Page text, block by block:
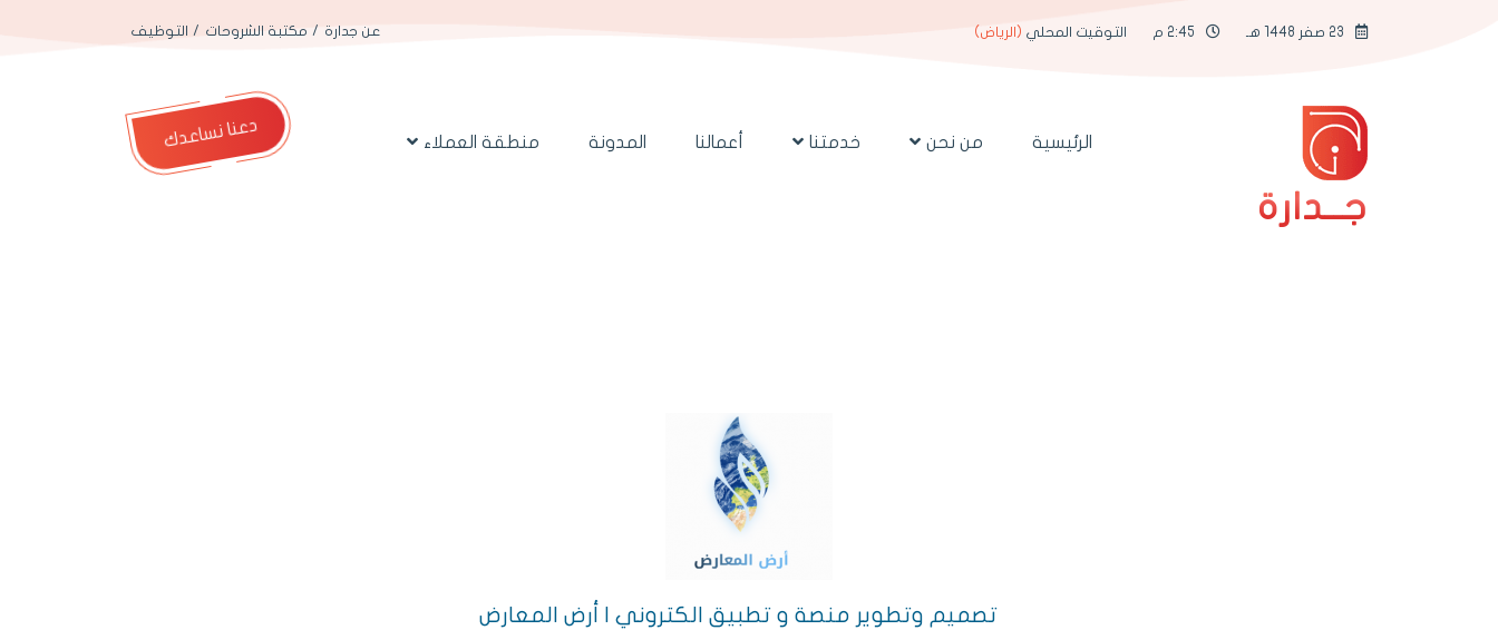
التوقيت المحلي (الرياض) عن جدارة مكتبة الشروحات التوظيف
جــدارة
الرئيسية من نحن خدمتنا أعمالنا المدونة منطقة العملاء دعنا نساعدك
تصميم وتطوير منصة و تطبيق الكتروني | أرض المعارض